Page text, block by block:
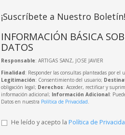
¡Suscríbete a Nuestro Boletín!
INFORMACIÓN BÁSICA
DATOS
Responsable: ARTIGAS SANZ, JOSE JAVIER
Finalidad: Responder las consultas planteadas por
Legitimación: Consentimiento del usuario;
obligación legal; Derechos: Acceder, rectificar y
información adicional; Información Adicional:
Datos en nuestra Política de Privacidad.
He leído y acepto la Política de